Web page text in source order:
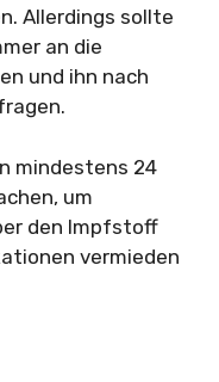
Allerdings sollte
an die
und ihn nach
mindestens 24
um
den Impfstoff
vermieden